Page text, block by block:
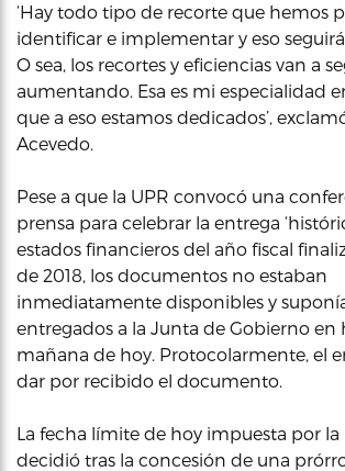
‘Hay todo tipo de recorte que hemos
identificar e implementar y eso
O sea, los recortes y eficiencias van a
aumentando. Esa es mi especialidad
que a eso estamos dedicados’,
Acevedo.
Pese a que la UPR convocó una
prensa para celebrar la entrega
estados financieros del año fiscal
de 2018, los documentos no estaban
inmediatamente disponibles y
entregados a la Junta de Gobierno en
mañana de hoy. Protocolarmente, el
dar por recibido el documento.
La fecha límite de hoy impuesta por la
decidió tras la concesión de una